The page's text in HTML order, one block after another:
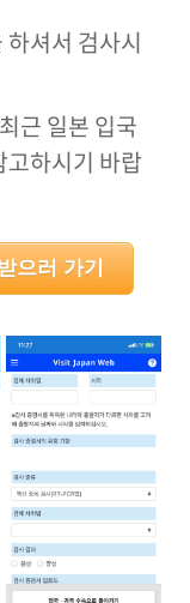
셔서 검사시
근 일본 입국
하시기 바랍
으러 가기